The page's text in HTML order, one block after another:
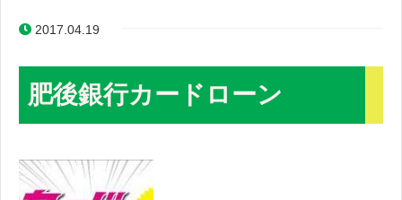
2017.04.19
肥後銀行カードローン